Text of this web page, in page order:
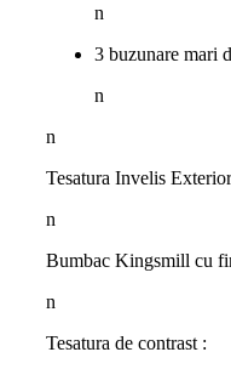
n
3 buzunare mari
n
n
Tesatura Invelis
n
Bumbac Kingsmill cu
n
Tesatura de contrast :